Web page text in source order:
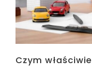
Czym